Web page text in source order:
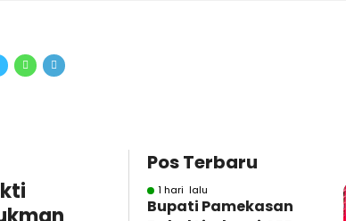
Pos Terbaru
1 hari lalu
Bupati Pamekasan